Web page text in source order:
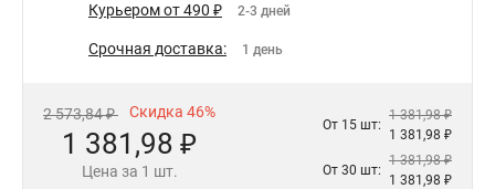
Курьером от 490 ₽ 2-3 дней
Срочная доставка: 1 день
2 573,84 ₽ Скидка 46%
1 381,98 ₽
Цена за 1 шт.
От 15 шт:
1 381,98 ₽
1 381,98 ₽
От 30 шт:
1 381,98 ₽
1 381,98 ₽